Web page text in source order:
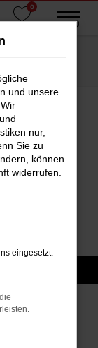
0
MENÜ
und unsere
nur,
Sie zu
können
widerrufen.
eingesetzt: